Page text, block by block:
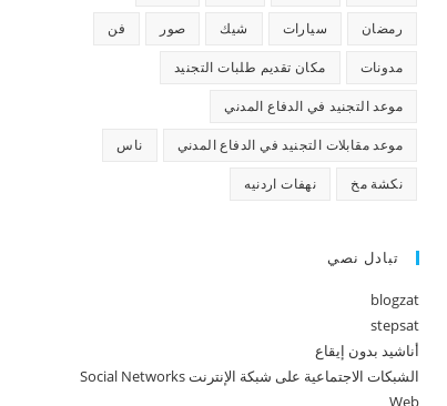
رمضان سيارات شيك صور فن
مدونات مكان تقديم طلبات التجنيد
موعد التجنيد في الدفاع المدني
موعد مقابلات التجنيد في الدفاع المدني ناس
نكشة مخ نهفات اردنيه
تبادل نصي
blogzat
stepsat
أناشيد بدون إيقاع
الشبكات الاجتماعية على شبكة الإنترنت Social Networks
Web